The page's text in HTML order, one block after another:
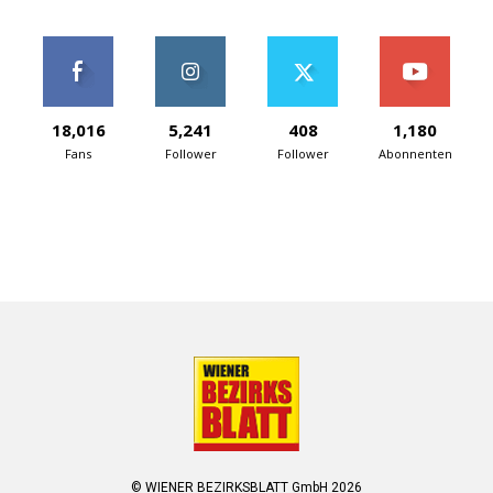
18,016
Fans
5,241
Follower
408
Follower
1,180
Abonnenten
© WIENER BEZIRKSBLATT GmbH 2026